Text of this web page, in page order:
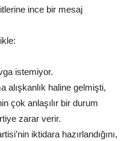
ince bir mesaj
istemiyor.
alışkanlık haline gelmişti,
çok anlaşılır bir durum
zarar verir.
iktidara hazırlandığını,